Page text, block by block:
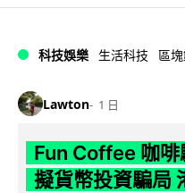
科技娛樂 生活科技 區
Lawton 1 日
Fun Coffee 咖啡
擬貨幣投資騙局